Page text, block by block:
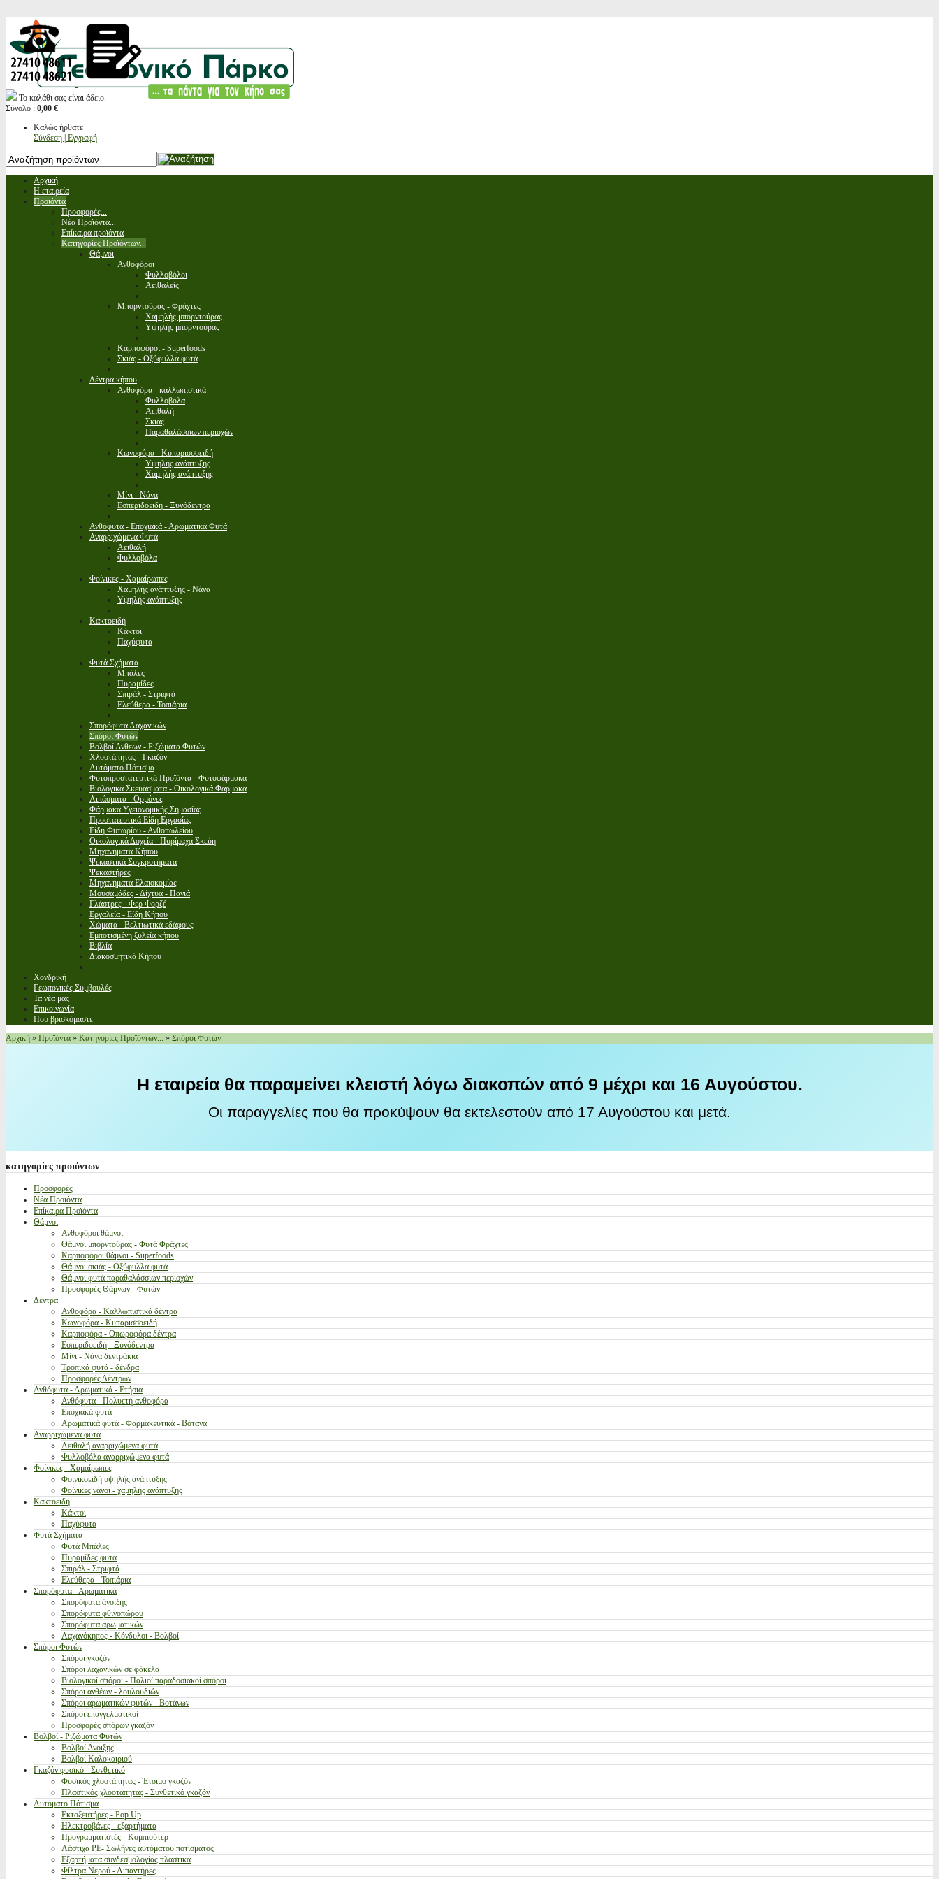
Το καλάθι σας είναι άδειο.
Σύνολο : 0,00 €
Καλώς ήρθατε
Σύνδεση | Εγγραφή
Αρχική
Η εταιρεία
Προϊόντα
Προσφορές...
Νέα Προϊόντα...
Επίκαιρα προϊόντα
Κατηγορίες Προϊόντων...
Θάμνοι
Ανθοφόροι
Φυλλοβόλοι
Αειθαλείς
Μπορντούρας - Φράχτες
Χαμηλής μπορντούρας
Υψηλής μπορντούρας
Καρποφόροι - Superfoods
Σκιάς - Οξύφυλλα φυτά
Δέντρα κήπου
Ανθοφόρα - καλλωπιστικά
Φυλλοβόλα
Αειθαλή
Σκιάς
Παραθαλάσσιων περιοχών
Κωνοφόρα - Κυπαρισσοειδή
Υψηλής ανάπτυξης
Χαμηλής ανάπτυξης
Μίνι - Νάνα
Εσπεριδοειδή - Ξυνόδεντρα
Ανθόφυτα - Εποχιακά - Αρωματικά Φυτά
Αναρριχώμενα Φυτά
Αειθαλή
Φυλλοβόλα
Φοίνικες - Χαμαίρωπες
Χαμηλής ανάπτυξης - Νάνα
Υψηλής ανάπτυξης
Κακτοειδή
Κάκτοι
Παχύφυτα
Φυτά Σχήματα
Μπάλες
Πυραμίδες
Σπιράλ - Στριφτά
Ελεύθερα - Τοπιάρια
Σπορόφυτα Λαχανικών
Σπόροι Φυτών
Βολβοί Ανθεων - Ριζώματα Φυτών
Χλοοτάπητας - Γκαζόν
Αυτόματο Πότισμα
Φυτοπροστατευτικά Προϊόντα - Φυτοφάρμακα
Βιολογικά Σκευάσματα - Οικολογικά Φάρμακα
Λιπάσματα - Ορμόνες
Φάρμακα Υγειονομικής Σημασίας
Προστατευτικά Είδη Εργασίας
Είδη Φυτωρίου - Ανθοπωλείου
Οικολογικά Δοχεία - Πυρίμαχα Σκεύη
Μηχανήματα Κήπου
Ψεκαστικά Συγκροτήματα
Ψεκαστήρες
Μηχανήματα Ελαιοκομίας
Μουσαμάδες - Δίχτυα - Πανιά
Γλάστρες - Φερ Φορζέ
Εργαλεία - Είδη Κήπου
Χώματα - Βελτιωτικά εδάφους
Εμποτισμένη ξυλεία κήπου
Βιβλία
Διακοσμητικά Κήπου
Χονδρική
Γεωπονικές Συμβουλές
Τα νέα μας
Επικοινωνία
Που βρισκόμαστε
Αρχική » Προϊόντα » Κατηγορίες Προϊόντων... » Σπόροι Φυτών
Η εταιρεία θα παραμείνει κλειστή λόγω διακοπών από 9 μέχρι και 16 Αυγούστου.
Οι παραγγελίες που θα προκύψουν θα εκτελεστούν από 17 Αυγούστου και μετά.
κατηγορίες προιόντων
Προσφορές
Νέα Προϊόντα
Επίκαιρα Προϊόντα
Θάμνοι
Ανθοφόροι θάμνοι
Θάμνοι μπορντούρας - Φυτά Φράχτες
Καρποφόροι θάμνοι - Superfoods
Θάμνοι σκιάς - Οξύφυλλα φυτά
Θάμνοι φυτά παραθαλάσσιων περιοχών
Προσφορές Θάμνων - Φυτών
Δέντρα
Ανθοφόρα - Καλλωπιστικά δέντρα
Κωνοφόρα - Κυπαρισσοειδή
Καρποφόρα - Οπωροφόρα δέντρα
Εσπεριδοειδή - Ξυνόδεντρα
Μίνι - Νάνα δεντράκια
Τροπικά φυτά - δένδρα
Προσφορές Δέντρων
Ανθόφυτα - Αρωματικά - Ετήσια
Ανθόφυτα - Πολυετή ανθοφόρα
Εποχιακά φυτά
Αρωματικά φυτά - Φαρμακευτικά - Βότανα
Αναρριχώμενα φυτά
Αειθαλή αναρριχώμενα φυτά
Φυλλοβόλα αναρριχώμενα φυτά
Φοίνικες - Χαμαίρωπες
Φοινικοειδή υψηλής ανάπτυξης
Φοίνικες νάνοι - χαμηλής ανάπτυξης
Κακτοειδή
Κάκτοι
Παχύφυτα
Φυτά Σχήματα
Φυτά Μπάλες
Πυραμίδες φυτά
Σπιράλ - Στριφτά
Ελεύθερα - Τοπιάρια
Σπορόφυτα - Αρωματικά
Σπορόφυτα άνοιξης
Σπορόφυτα φθινοπώρου
Σπορόφυτα αρωματικών
Λαχανόκηπος - Κόνδυλοι - Βολβοί
Σπόροι Φυτών
Σπόροι γκαζόν
Σπόροι λαχανικών σε φάκελα
Βιολογικοί σπόροι - Παλιοί παραδοσιακοί σπόροι
Σπόροι ανθέων - λουλουδιών
Σπόροι αρωματικών φυτών - Βοτάνων
Σπόροι επαγγελματικοί
Προσφορές σπόρων γκαζόν
Βολβοί - Ριζώματα Φυτών
Βολβοί Ανοιξης
Βολβοί Καλοκαιριού
Γκαζόν φυσικό - Συνθετικό
Φυσικός χλοοτάπητας - Έτοιμο γκαζόν
Πλαστικός χλοοτάπητας - Συνθετικό γκαζόν
Αυτόματο Πότισμα
Εκτοξευτήρες - Pop Up
Ηλεκτροβάνες - εξαρτήματα
Προγραμματιστές - Κομπιούτερ
Λάστιχα PE- Σωλήνες αυτόματου ποτίσματος
Εξαρτήματα συνδεσμολογίας πλαστικά
Φίλτρα Νερού - Λιπαντήρες